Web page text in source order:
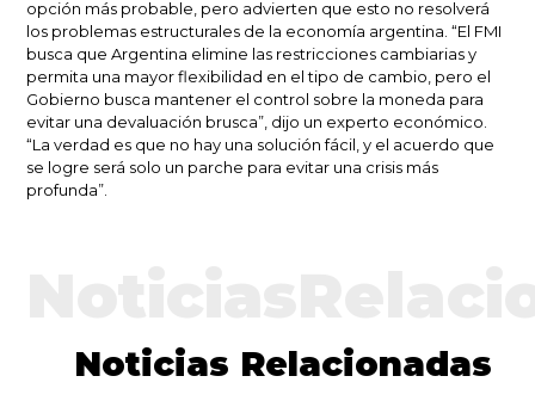
opción más probable, pero advierten que esto no resolverá
los problemas estructurales de la economía argentina. “El FMI
busca que Argentina elimine las restricciones cambiarias y
permita una mayor flexibilidad en el tipo de cambio, pero el
Gobierno busca mantener el control sobre la moneda para
evitar una devaluación brusca”, dijo un experto económico.
“La verdad es que no hay una solución fácil, y el acuerdo que
se logre será solo un parche para evitar una crisis más
profunda”.
Noticias Relacionadas